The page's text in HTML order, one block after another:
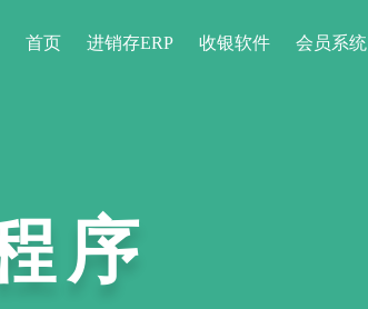
首页 进销存ERP 收银软件 会员系统
序